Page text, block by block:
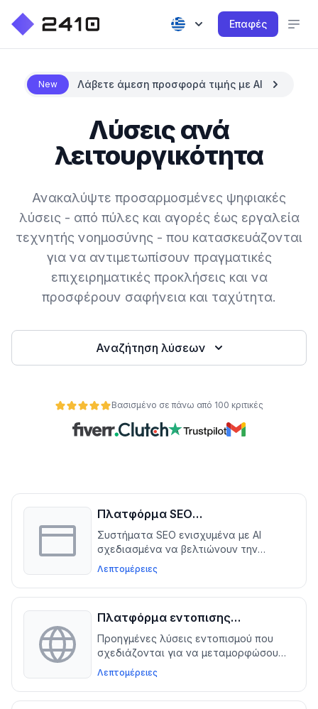
Επαφές
New Λάβετε άμεση προσφορά τιμής με AI
Λύσεις ανά
λειτουργικότητα
Ανακαλύψτε προσαρμοσμένες ψηφιακές
λύσεις - από πύλες και αγορές έως εργαλεία
τεχνητής νοημοσύνης - που κατασκευάζονται
για να αντιμετωπίσουν πραγματικές
επιχειρηματικές προκλήσεις και να
προσφέρουν σαφήνεια και ταχύτητα.
Αναζήτηση λύσεων
Βασισμένο σε πάνω από 100 κριτικές
Πλατφόρμα SEO
βελτιστοποίησης για WordPress
και WooCommerce
Συστήματα SEO ενισχυμένα με AI
σχεδιασμένα να βελτιώνουν την
ορατότητα και να αυξάνουν την
οργανική κίνηση για ιστοσελίδες
WordPress και WooCommerce
Λεπτομέρειες
Πλατφόρμα εντοπισης
ιστοσελίδων
Προηγμένες λύσεις εντοπισμού που
σχεδιάζονται για να μεταμορφώσουν
τις ιστοσελίδες σας WordPress και
WooCommerce, επιτρέποντας την
απρόσκοπτη εμπλοκή του παγκόσμιου
Λεπτομέρειες